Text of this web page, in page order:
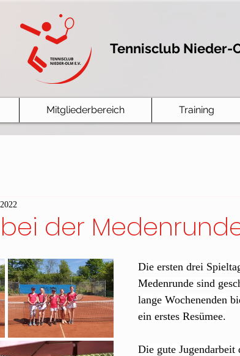
Tennisclub Nieder-
Mitgliederbereich Training
der
Die ersten drei
Medenrunde sind
lange Wochenenden
ein erstes Resümee.
Die gute